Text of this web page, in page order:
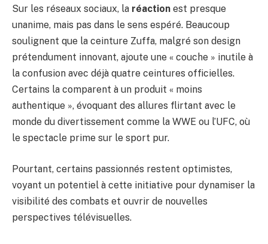
Sur les réseaux sociaux, la réaction est presque
unanime, mais pas dans le sens espéré. Beaucoup
soulignent que la ceinture Zuffa, malgré son design
prétendument innovant, ajoute une « couche » inutile à
la confusion avec déjà quatre ceintures officielles.
Certains la comparent à un produit « moins
authentique », évoquant des allures flirtant avec le
monde du divertissement comme la WWE ou l’UFC, où
le spectacle prime sur le sport pur.
Pourtant, certains passionnés restent optimistes,
voyant un potentiel à cette initiative pour dynamiser la
visibilité des combats et ouvrir de nouvelles
perspectives télévisuelles.